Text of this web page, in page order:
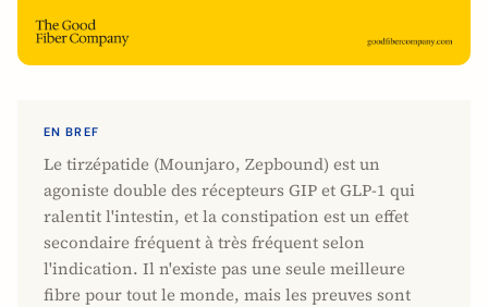
EN BREF
Le tirzépatide (Mounjaro, Zepbound) est un
agoniste double des récepteurs GIP et GLP-1 qui
ralentit l'intestin, et la constipation est un effet
secondaire fréquent à très fréquent selon
l'indication. Il n'existe pas une seule meilleure
fibre pour tout le monde, mais les preuves sont